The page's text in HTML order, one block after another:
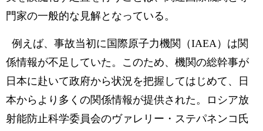
門家の一般的な見解となっている。
例えば、事故当初に国際原子力機関（IAEA）は関
係情報が不足していた。このため、機関の総幹事が
日本に赴いて政府から状況を把握してはじめて、日
本からより多くの関係情報が提供された。ロシア放
射能防止科学委員会のヴァレリー・ステパネンコ氏